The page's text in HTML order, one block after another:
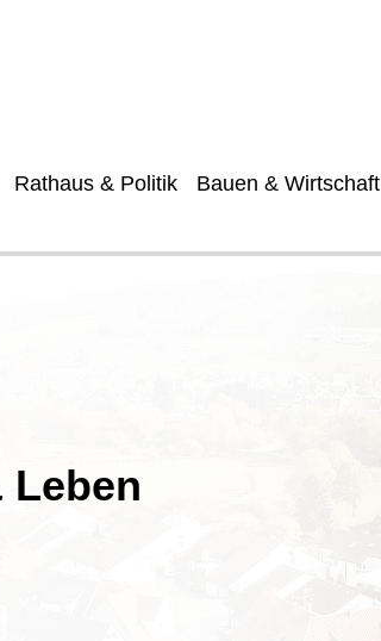
Rathaus & Politik Bauen & Wirtschaft
Leben